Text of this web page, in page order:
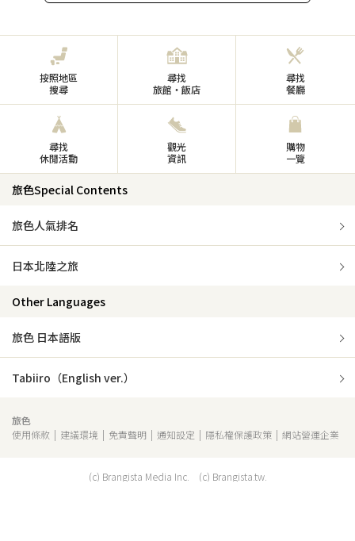
按照地區
搜尋
尋找
旅館・飯店
尋找
餐廳
尋找
休閒活動
觀光
資訊
購物
一覽
旅色Special Contents
旅色人氣排名
日本北陸之旅
Other Languages
旅色 日本語版
Tabiiro（English ver.）
旅色
使用條款
建議環境 免責聲明 通知設定 隱私權保護政策 網站營運企業
(c) Brangista Media Inc. (c) Brangista.tw.